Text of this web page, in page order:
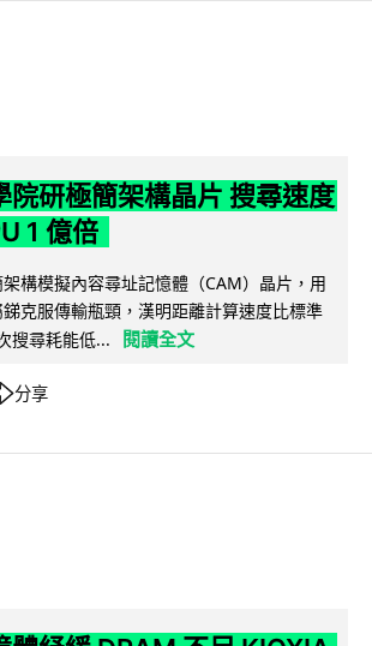
院研極簡架構晶片 搜尋速度
1 億倍
構模擬內容尋址記憶體（CAM）晶片，用
克服傳輸瓶頸，漢明距離計算速度比標準
搜尋耗能低...
閱讀全文
分享